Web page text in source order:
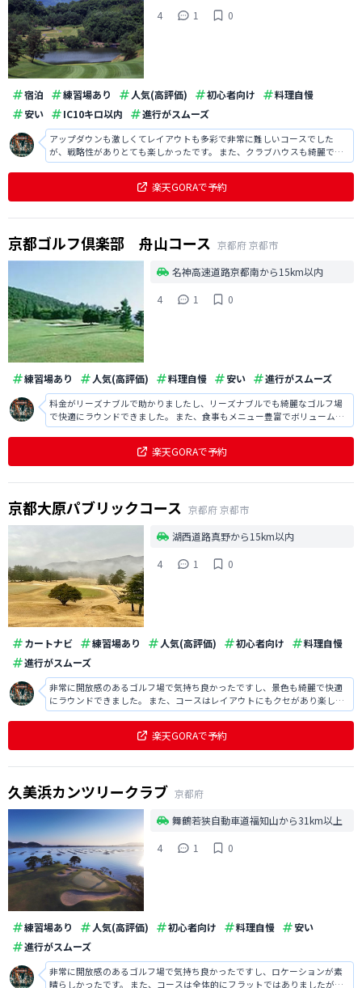
4
1 0
宿泊 練習場あり 人気(高評価) 初心者向け
料理自慢
安い
IC10キロ以内 進行がスムーズ
アップダウンも激しくてレイアウトも多彩で非常に難しいコースでした
が、戦略性がありとても楽しかったです。 また、クラブハウスも綺麗で居
心地が良かったですし、食事も大変美味しかったです。
楽天GORAで予約
京都ゴルフ倶楽部 舟山コース 京都府京都市
名神高速道路京都南から15km以内
4
1 0
練習場あり 人気(高評価) 料理自慢 安い 進行がスムーズ
料金がリーズナブルで助かりましたし、リーズナブルでも綺麗なゴルフ場
で快適にラウンドできました。 また、食事もメニュー豊富でボリュームも
あり非常に満足でした。
楽天GORAで予約
京都大原パブリックコース 京都府京都市
湖西道路真野から15km以内
4
1 0
カートナビ 練習場あり 人気(高評価) 初心者向け
料理自慢
進行がスムーズ
非常に開放感のあるゴルフ場で気持ち良かったですし、景色も綺麗で快適
にラウンドできました。 また、コースはレイアウトにもクセがあり楽しか
ったですし、食事も本格的で美味しかったです。
楽天GORAで予約
久美浜カンツリークラブ 京都府
舞鶴若狭自動車道福知山から31km以上
4
1 0
練習場あり 人気(高評価) 初心者向け 料理自慢
安い
進行がスムーズ
非常に開放感のあるゴルフ場で気持ち良かったですし、ロケーションが素
晴らしかったです。 また、コースは全体的にフラットではありましたが、